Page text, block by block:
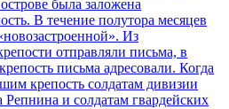
была заложена
В течение полутора месяцев
Из
отправляли письма, в
письма адресовали. Когда
крепость солдатам дивизии
и солдатам гвардейских